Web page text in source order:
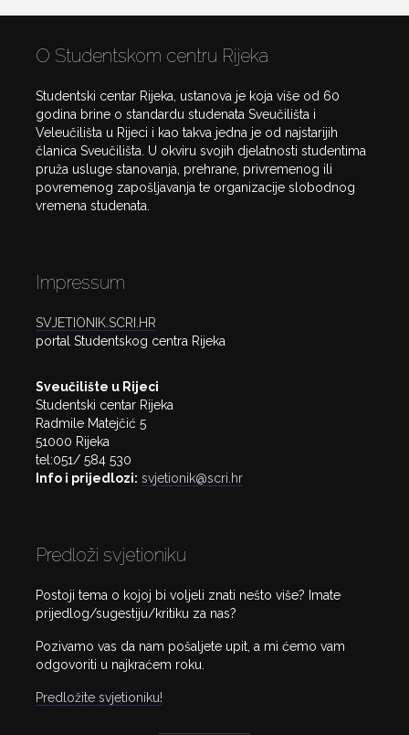
O Studentskom centru Rijeka
Studentski centar Rijeka, ustanova je koja više od 60
godina brine o standardu studenata Sveučilišta i
Veleučilišta u Rijeci i kao takva jedna je od najstarijih
članica Sveučilišta. U okviru svojih djelatnosti studentima
pruža usluge stanovanja, prehrane, privremenog ili
povremenog zapošljavanja te organizacije slobodnog
vremena studenata.
Impressum
SVJETIONIK.SCRI.HR
portal Studentskog centra Rijeka
Sveučilište u Rijeci
Studentski centar Rijeka
Radmile Matejčić 5
51000 Rijeka
tel:051/ 584 530
Info i prijedlozi: svjetionik@scri.hr
Predloži svjetioniku
Postoji tema o kojoj bi voljeli znati nešto više? Imate
prijedlog/sugestiju/kritiku za nas?
Pozivamo vas da nam pošaljete upit, a mi ćemo vam
odgovoriti u najkraćem roku.
Predložite svjetioniku!